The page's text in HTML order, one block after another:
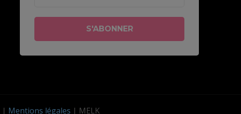
| Mentions légales | MELK